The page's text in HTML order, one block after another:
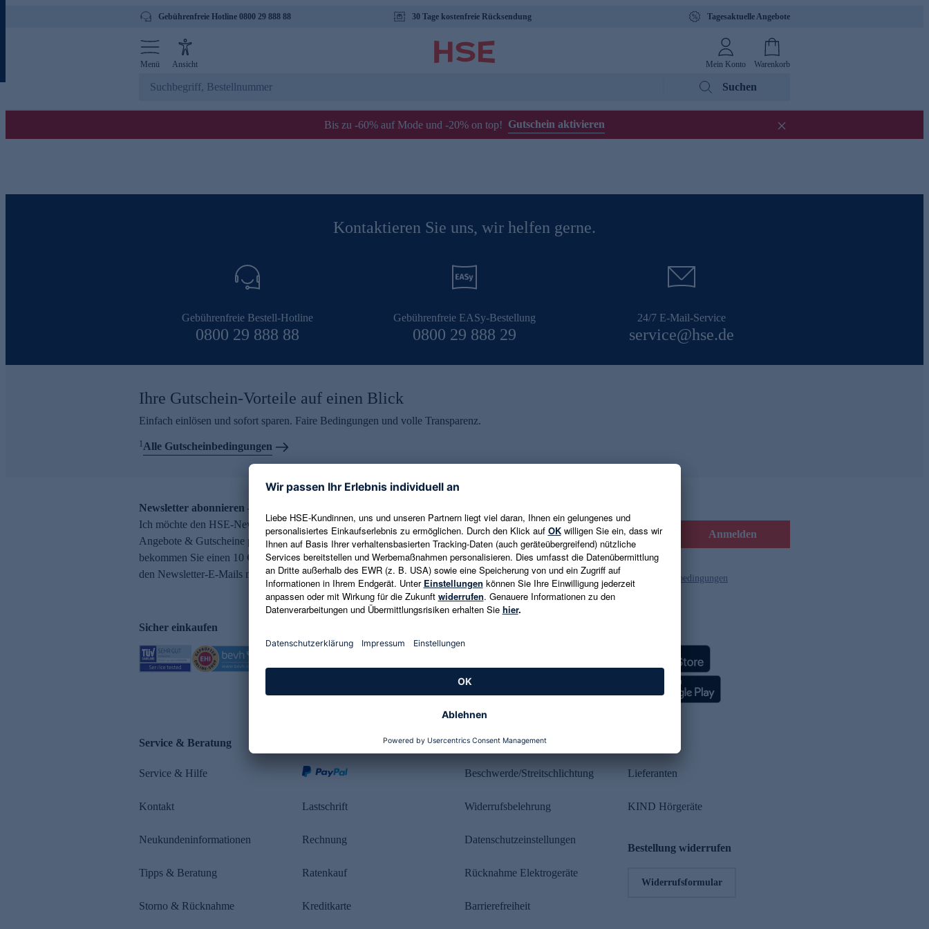
Gebührenfreie Hotline 0800 29 888 88 30 Tage kostenfreie Rücksendung Tagesaktuelle Angebote
Menü Ansicht Mein Konto Warenkorb
Suchen
Bis zu -60% auf Mode und -20% on top! Gutschein aktivieren
Kontaktieren Sie uns, wir helfen gerne.
Gebührenfreie Bestell-Hotline
0800 29 888 88
Gebührenfreie EASy-Bestellung
0800 29 888 29
24/7 E-Mail-Service
service@hse.de
Ihre Gutschein-Vorteile auf einen Blick
Einfach einlösen und sofort sparen. Faire Bedingungen und volle Transparenz.
1Alle Gutscheinbedingungen
Newsletter abonnieren – 10 € Gutschein erhalten
Ich möchte den HSE-Newsletter abonnieren und aktuelle Trends,
Angebote & Gutscheine per E-Mail erhalten. Als Dankeschön
bekommen Sie einen 10 € Gutschein. Eine Abmeldung ist jederzeit in
den Newsletter-E-Mails möglich.
E-Mail-Adresse eingeben Anmelden
Es gelten die Datenschutzrichtlinien und die Gutscheinbedingungen
Sicher einkaufen
Service & Beratung
Service & Hilfe
Kontakt
Neukundeninformationen
Tipps & Beratung
Storno & Rücknahme
Lastschrift
Rechnung
Ratenkauf
Kreditkarte
Rechtliches
Beschwerde/Streitschlichtung
Widerrufsbelehrung
Datenschutzeinstellungen
Rücknahme Elektrogeräte
Barrierefreiheit
Lieferanten
KIND Hörgeräte
Bestellung widerrufen
Widerrufsformular